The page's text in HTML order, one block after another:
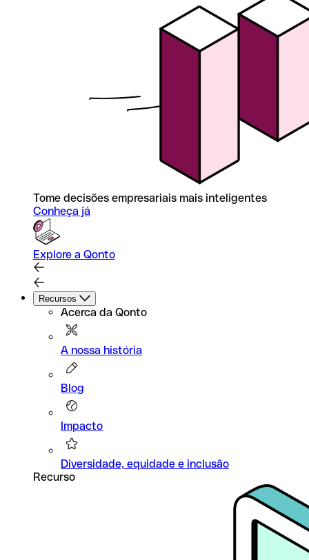
Tome decisões empresariais mais inteligentes
Conheça já
Explore a Qonto
Recursos
Acerca da Qonto
A nossa história
Blog
Impacto
Diversidade, equidade e inclusão
Recurso